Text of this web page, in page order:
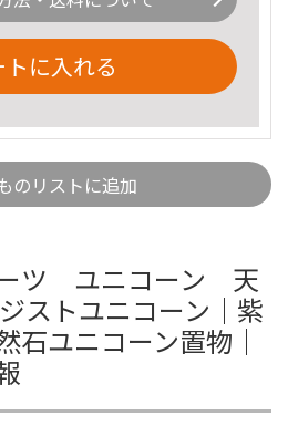
トに入れる
のリストに追加
ーツ ユニコーン 天
ストユニコーン｜紫
ユニコーン置物｜